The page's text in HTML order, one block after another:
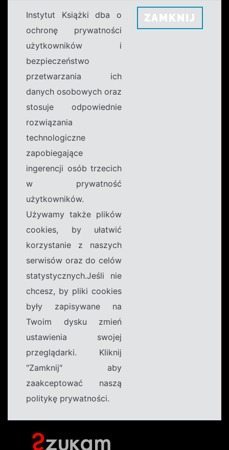
Instytut Książki dba o
ochronę prywatności
użytkowników i
bezpieczeństwo
przetwarzania ich
danych osobowych oraz
stosuje odpowiednie
rozwiązania
technologiczne
zapobiegające
ingerencji osób trzecich
w prywatność
użytkowników.
Używamy także plików
cookies, by ułatwić
korzystanie z naszych
serwisów oraz do celów
statystycznych.Jeśli nie
chcesz, by pliki cookies
były zapisywane na
Twoim dysku zmień
ustawienia swojej
przeglądarki. Kliknij
"Zamknij" aby
zaakceptować naszą
politykę prywatności.
ZAMKNIJ